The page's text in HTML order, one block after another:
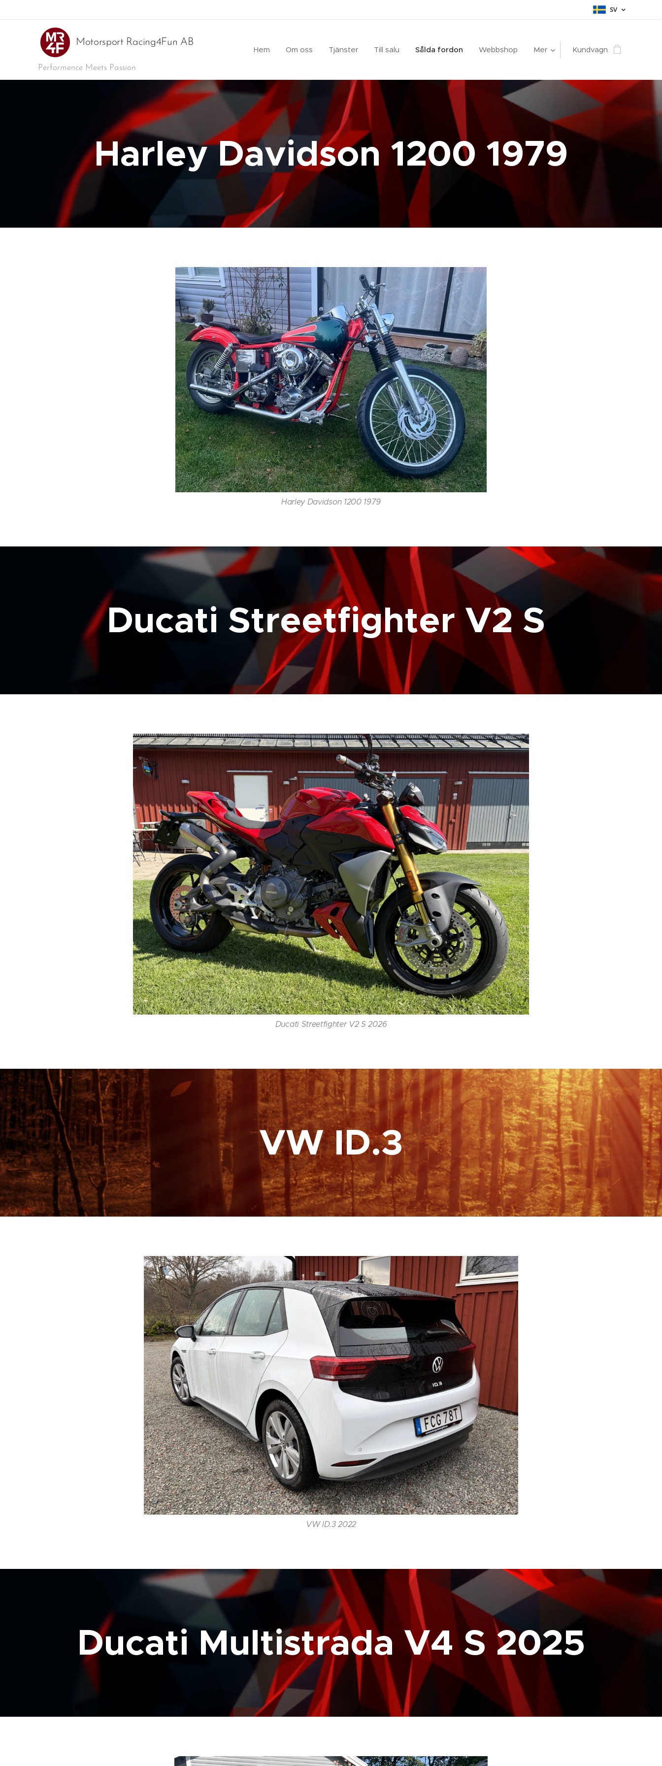
SV
Motorsport Racing4Fun AB
Performence Meets Passion
Hem Om oss Tjänster Till salu Sålda fordon Webbshop Mer Kundvagn
Harley Davidson 1200 1979
Harley Davidson 1200 1979
Ducati Streetfighter V2 S
Ducati Streetfighter V2 S 2026
VW ID.3
VW ID.3 2022
Ducati Multistrada V4 S 2025